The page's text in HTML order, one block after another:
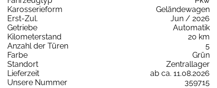
Karosserieform
Geländewagen
Erst-Zul.
Jun / 2026
Getriebe
Automatik
Kilometerstand
20 km
Anzahl der Türen
5
Farbe
Grün
Standort
Zentrallager
Lieferzeit
ab ca. 11.08.2026
Unsere Nummer
359715